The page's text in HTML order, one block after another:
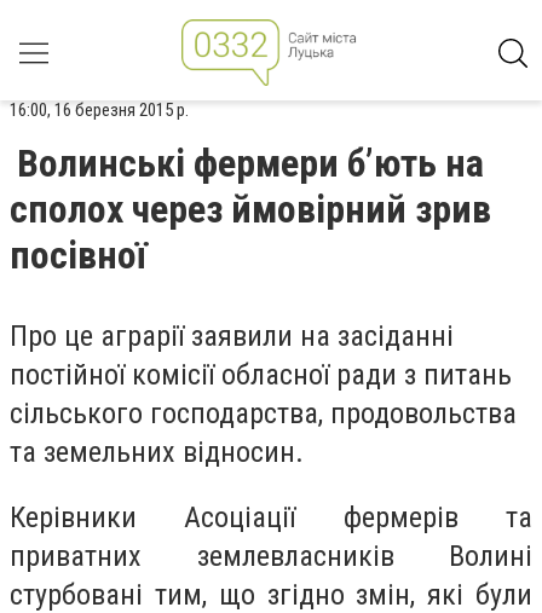
16:00, 16 березня 2015 р.
Волинські фермери б’ють на
сполох через ймовірний зрив
посівної
Про це аграрії заявили на засіданні
постійної комісії обласної ради з питань
сільського господарства, продовольства
та земельних відносин.
Керівники Асоціації фермерів та
приватних землевласників Волині
стурбовані тим, що згідно змін, які були